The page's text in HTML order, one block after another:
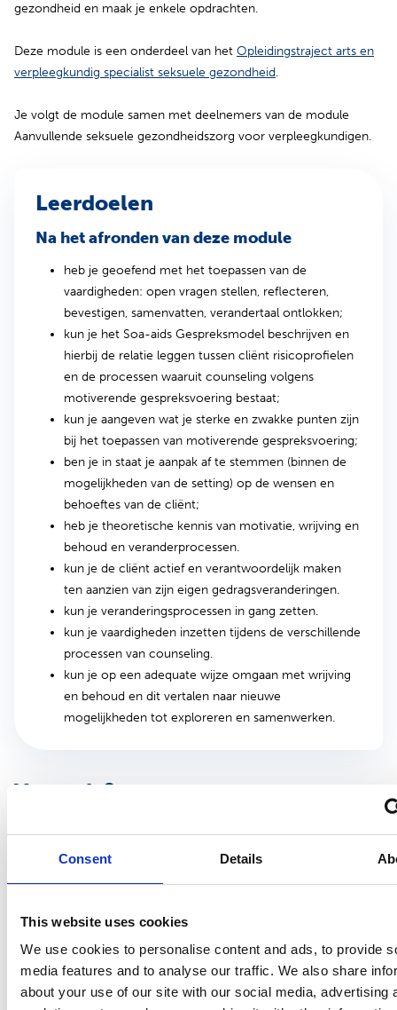
Consent Details
This website uses cookies
We use cookies to personalise content and ads, to provide
media features and to analyse our traffic. We also share
about your use of our site with our social media, advertising
gezondheid en maak je enkele opdrachten.
Deze module is een onderdeel van het Opleidingstraject arts en
verpleegkundig specialist seksuele gezondheid.
Je volgt de module samen met deelnemers van de module
Aanvullende seksuele gezondheidszorg voor verpleegkundigen.
Leerdoelen
Na het afronden van deze module
heb je geoefend met het toepassen van de
vaardigheden: open vragen stellen, reflecteren,
bevestigen, samenvatten, verandertaal ontlokken;
kun je het Soa-aids Gespreksmodel beschrijven en
hierbij de relatie leggen tussen cliënt risicoprofielen
en de processen waaruit counseling volgens
motiverende gespreksvoering bestaat;
kun je aangeven wat je sterke en zwakke punten zijn
bij het toepassen van motiverende gespreksvoering;
ben je in staat je aanpak af te stemmen (binnen de
mogelijkheden van de setting) op de wensen en
behoeftes van de cliënt;
heb je theoretische kennis van motivatie, wrijving en
behoud en veranderprocessen.
kun je de cliënt actief en verantwoordelijk maken
ten aanzien van zijn eigen gedragsveranderingen.
kun je veranderingsprocessen in gang zetten.
kun je vaardigheden inzetten tijdens de verschillende
processen van counseling.
kun je op een adequate wijze omgaan met wrijving
en behoud en dit vertalen naar nieuwe
mogelijkheden tot exploreren en samenwerken.
Voor wie?
Deze module is ook interessant voor andere artsen en
bijvoorbeeld binnen defensie, de JGZ, een penitentiaire inrichting
of een commerciële soa-kliniek.